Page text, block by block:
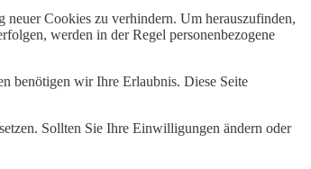
Cookies zu verhindern. Um herauszufinden,
werden in der Regel personenbezogene
benötigen wir Ihre Erlaubnis. Diese Seite
Sollten Sie Ihre Einwilligungen ändern oder